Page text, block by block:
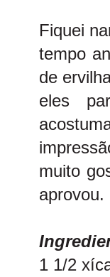
Fiquei
tempo
de
eles
muito
aprovou.
1 1/2